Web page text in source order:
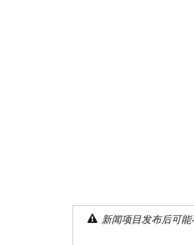
新闻项目发布后可